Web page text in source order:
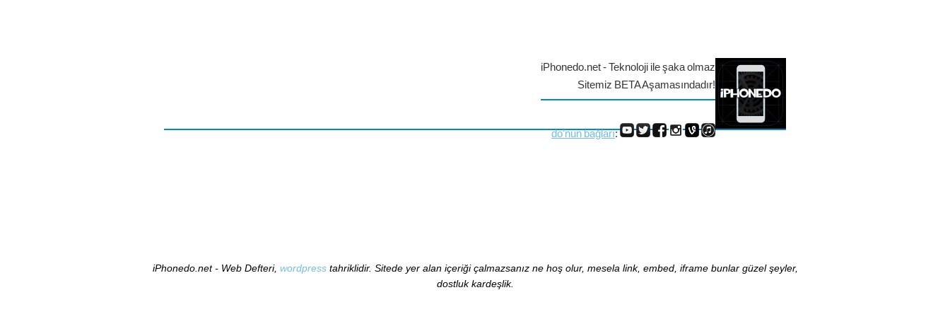
iPhonedo.net - Teknoloji ile şaka olmaz
Sitemiz BETA Aşamasındadır!
do'nun bağları:
iPhonedo.net - Web Defteri, wordpresstahriklidir. Sitede yer alan içeriği çalmazsanız ne hoş olur, mesela link, embed, iframe bunlar güzel şeyler,
dostluk kardeşlik.